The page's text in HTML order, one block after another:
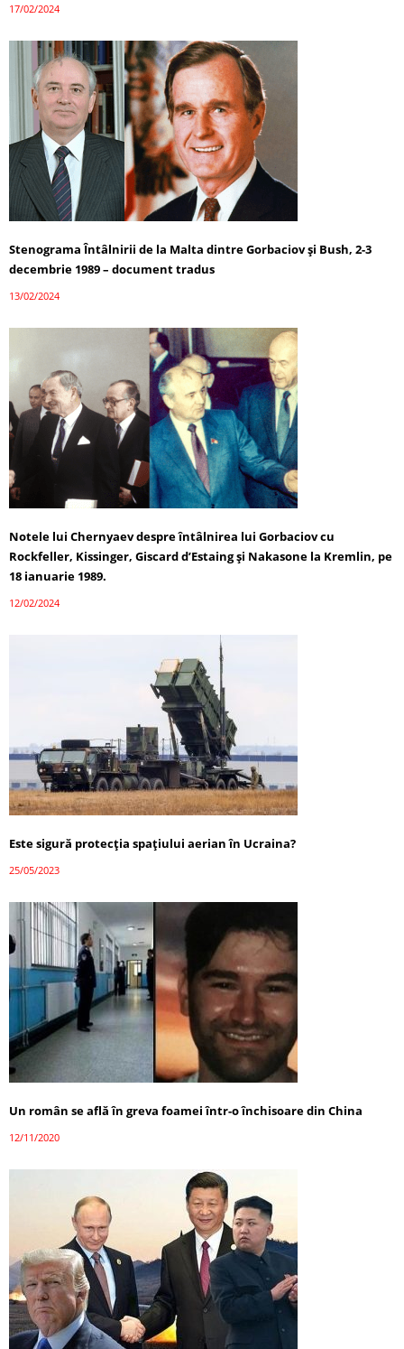
17/02/2024
Stenograma Întâlnirii de la Malta dintre Gorbaciov și Bush, 2-3
decembrie 1989 – document tradus
13/02/2024
Notele lui Chernyaev despre întâlnirea lui Gorbaciov cu
Rockfeller, Kissinger, Giscard d’Estaing și Nakasone la Kremlin, pe
18 ianuarie 1989.
12/02/2024
Este sigură protecția spațiului aerian în Ucraina?
25/05/2023
Un român se află în greva foamei într-o închisoare din China
12/11/2020